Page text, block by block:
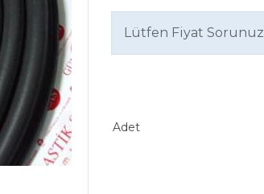
Lütfen Fiyat Sorunuz
Adet